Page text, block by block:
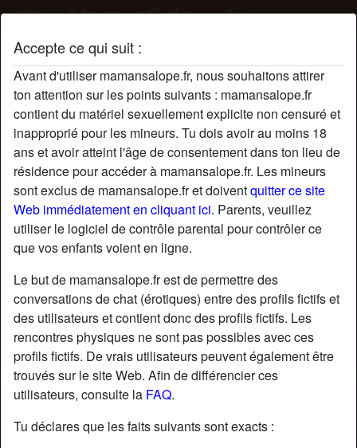
Accepte ce qui suit :
Avant d'utiliser mamansalope.fr, nous souhaitons attirer
ton attention sur les points suivants : mamansalope.fr
contient du matériel sexuellement explicite non censuré et
inapproprié pour les mineurs. Tu dois avoir au moins 18
ans et avoir atteint l'âge de consentement dans ton lieu de
résidence pour accéder à mamansalope.fr. Les mineurs
sont exclus de mamansalope.fr et doiventquitter ce site
Web immédiatement en cliquant ici. Parents, veuillez
utiliser le logiciel de contrôle parental pour contrôler ce
que vos enfants voient en ligne.
Le but de mamansalope.fr est de permettre des
conversations de chat (érotiques) entre des profils fictifs et
des utilisateurs et contient donc des profils fictifs. Les
rencontres physiques ne sont pas possibles avec ces
profils fictifs. De vrais utilisateurs peuvent également être
trouvés sur le site Web. Afin de différencier ces
utilisateurs, consulte la FAQ.
Tu déclares que les faits suivants sont exacts :
Profil de leLeloup
starAjouter chatDiscuter !
Nickname:
Âge:
39